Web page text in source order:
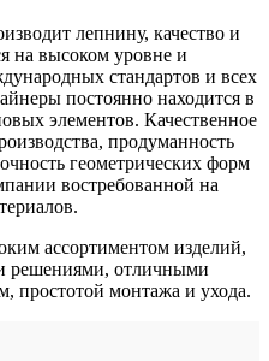
лепнину, качество и
на высоком уровне и
стандартов и всех
постоянно находится в
элементов. Качественное
продуманность
геометрических форм
востребованной на
ассортиментом изделий,
решениями, отличными
простотой монтажа и ухода.